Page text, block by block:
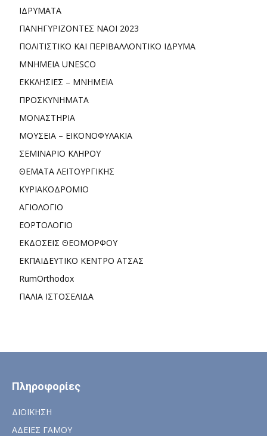
ΙΔΡΥΜΑΤΑ
ΠΑΝΗΓΥΡΙΖΟΝΤΕΣ ΝΑΟΙ 2023
ΠΟΛΙΤΙΣΤΙΚΟ ΚΑΙ ΠΕΡΙΒΑΛΛΟΝΤΙΚΟ ΙΔΡΥΜΑ
ΜΝΗΜΕΙΑ UNESCO
ΕΚΚΛΗΣΙΕΣ – ΜΝΗΜΕΙΑ
ΠΡΟΣΚΥΝΗΜΑΤΑ
ΜΟΝΑΣΤΗΡΙΑ
ΜΟΥΣΕΙΑ – ΕΙΚΟΝΟΦΥΛΑΚΙΑ
ΣΕΜΙΝΑΡΙΟ ΚΛΗΡΟΥ
ΘΕΜΑΤΑ ΛΕΙΤΟΥΡΓΙΚΗΣ
ΚΥΡΙΑΚΟΔΡΟΜΙΟ
ΑΓΙΟΛΟΓΙΟ
ΕΟΡΤΟΛΟΓΙΟ
ΕΚΔΟΣΕΙΣ ΘΕΟΜΟΡΦΟΥ
ΕΚΠΑΙΔΕΥΤΙΚΟ ΚΕΝΤΡΟ ΑΤΣΑΣ
RumOrthodox
ΠΑΛΙΑ ΙΣΤΟΣΕΛΙΔΑ
Πληροφορίες
ΔΙΟΙΚΗΣΗ
ΑΔΕΙΕΣ ΓΑΜΟΥ